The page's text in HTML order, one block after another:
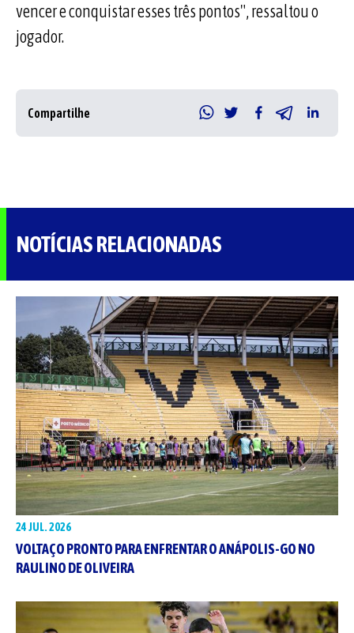
vencer e conquistar esses três pontos", ressaltou o
jogador.
Compartilhe
NOTÍCIAS RELACIONADAS
24 JUL. 2026
VOLTAÇO PRONTO PARA ENFRENTAR O ANÁPOLIS-GO NO
RAULINO DE OLIVEIRA